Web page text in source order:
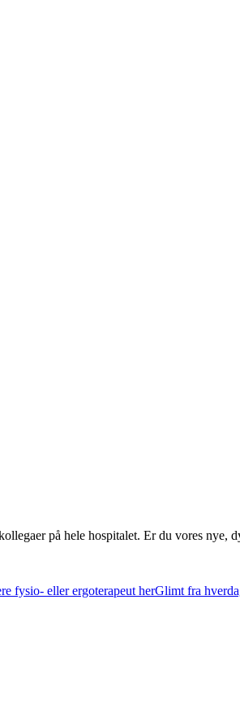
på hele hospitalet. Er du vores nye,
fysio- eller ergoterapeut herGlimt fra